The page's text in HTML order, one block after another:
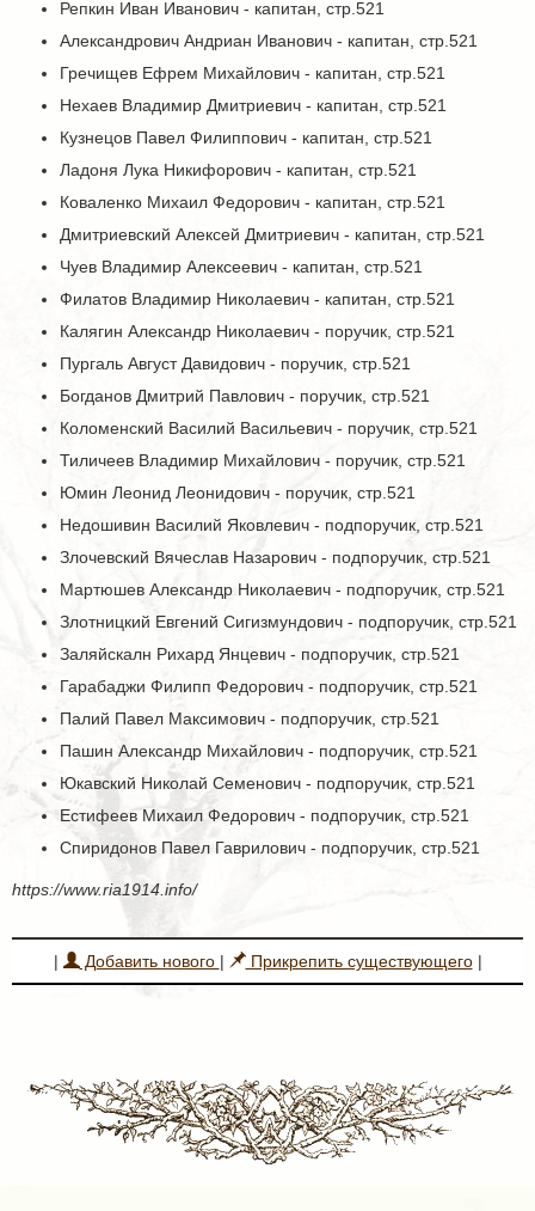
Репкин Иван Иванович - капитан, стр.521
Александрович Андриан Иванович - капитан, стр.521
Гречищев Ефрем Михайлович - капитан, стр.521
Нехаев Владимир Дмитриевич - капитан, стр.521
Кузнецов Павел Филиппович - капитан, стр.521
Ладоня Лука Никифорович - капитан, стр.521
Коваленко Михаил Федорович - капитан, стр.521
Дмитриевский Алексей Дмитриевич - капитан, стр.521
Чуев Владимир Алексеевич - капитан, стр.521
Филатов Владимир Николаевич - капитан, стр.521
Калягин Александр Николаевич - поручик, стр.521
Пургаль Август Давидович - поручик, стр.521
Богданов Дмитрий Павлович - поручик, стр.521
Коломенский Василий Васильевич - поручик, стр.521
Тиличеев Владимир Михайлович - поручик, стр.521
Юмин Леонид Леонидович - поручик, стр.521
Недошивин Василий Яковлевич - подпоручик, стр.521
Злочевский Вячеслав Назарович - подпоручик, стр.521
Мартюшев Александр Николаевич - подпоручик, стр.521
Злотницкий Евгений Сигизмундович - подпоручик, стр.521
Заляйскалн Рихард Янцевич - подпоручик, стр.521
Гарабаджи Филипп Федорович - подпоручик, стр.521
Палий Павел Максимович - подпоручик, стр.521
Пашин Александр Михайлович - подпоручик, стр.521
Юкавский Николай Семенович - подпоручик, стр.521
Естифеев Михаил Федорович - подпоручик, стр.521
Спиридонов Павел Гаврилович - подпоручик, стр.521
https://www.ria1914.info/
| Добавить нового | Прикрепить существующего|